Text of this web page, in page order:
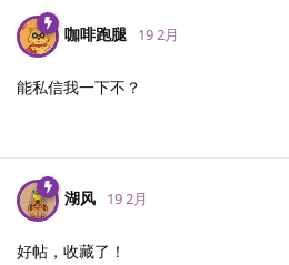
咖啡跑腿 19 2月
能私信我一下不？
湖风 19 2月
好帖，收藏了！